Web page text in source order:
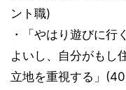
ント職)
・「やはり遊びに行
よいし、自分がもし
立地を重視する」